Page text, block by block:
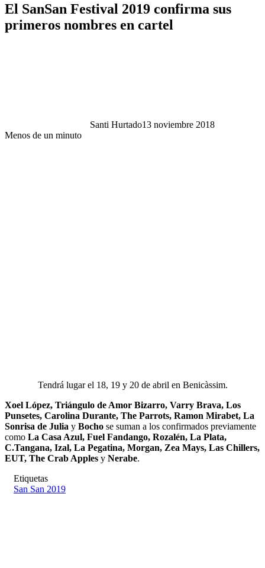
El SanSan Festival 2019 confirma sus
primeros nombres en cartel
Santi Hurtado13 noviembre 2018
Menos de un minuto
Tendrá lugar el 18, 19 y 20 de abril en Benicàssim.
Xoel López, Triángulo de Amor Bizarro, Varry Brava, Los
Punsetes, Carolina Durante, The Parrots, Ramon Mirabet, La
Sonrisa de Julia y Bocho se suman a los confirmados previamente
como La Casa Azul, Fuel Fandango, Rozalén, La Plata,
C.Tangana, Izal, La Pegatina, Morgan, Zea Mays, Las Chillers,
EUT, The Crab Apples y Nerabe.
Etiquetas
San San 2019